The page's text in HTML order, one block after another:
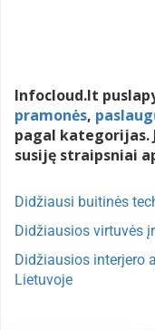
Infocloud.lt
pramonės,
pagal kategorijas.
susiję straipsniai
Didžiausi buitinės
Didžiausios virtuvės
Didžiausios interjero
Lietuvoje